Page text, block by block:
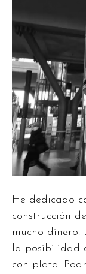
He dedicado
construcción
mucho dinero.
la posibilidad
con plata.